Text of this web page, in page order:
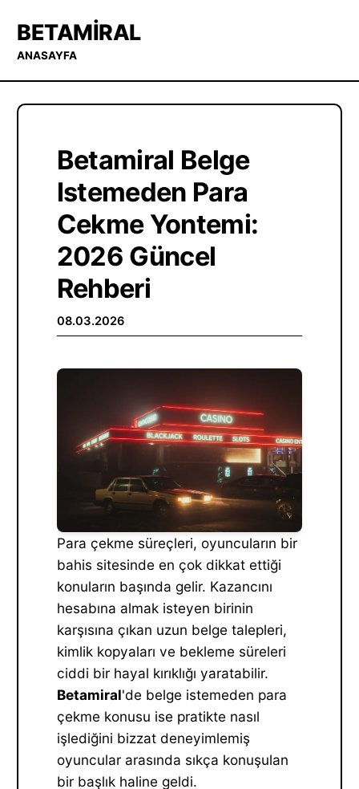
BETAMIRAL
ANASAYFA
Betamiral Belge
Istemeden Para
Cekme Yontemi:
2026 Güncel
Rehberi
08.03.2026
Para çekme süreçleri, oyuncuların bir
bahis sitesinde en çok dikkat ettiği
konuların başında gelir. Kazancını
hesabına almak isteyen birinin
karşısına çıkan uzun belge talepleri,
kimlik kopyaları ve bekleme süreleri
ciddi bir hayal kırıklığı yaratabilir.
Betamiral'de belge istemeden para
çekme konusu ise pratikte nasıl
işlediğini bizzat deneyimlemiş
oyuncular arasında sıkça konuşulan
bir başlık haline geldi.